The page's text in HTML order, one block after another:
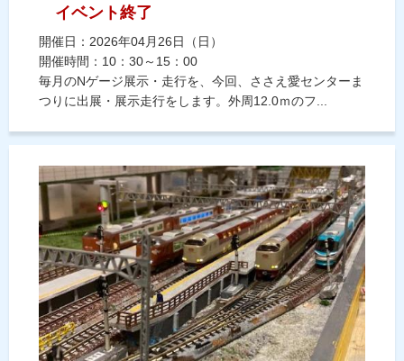
イベント終了
開催日：2026年04月26日（日）
開催時間：10：30～15：00
毎月のNゲージ展示・走行を、今回、ささえ愛センターま
つりに出展・展示走行をします。外周12.0ｍのフ...